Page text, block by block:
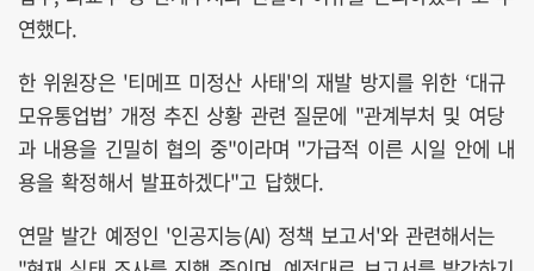
연했다.
한 위원장은 '티메프 미정산 사태'의 재발 방지를 위한 ‘대규
모유통업법’ 개정 추진 상황 관련 질문에 "관계부처 및 여당
과 내용을 긴밀히 협의 중"이라며 "가급적 이른 시일 안에 내
용을 확정해서 발표하겠다"고 답했다.
연말 발간 예정인 '인공지능(AI) 정책 보고서'와 관련해서는